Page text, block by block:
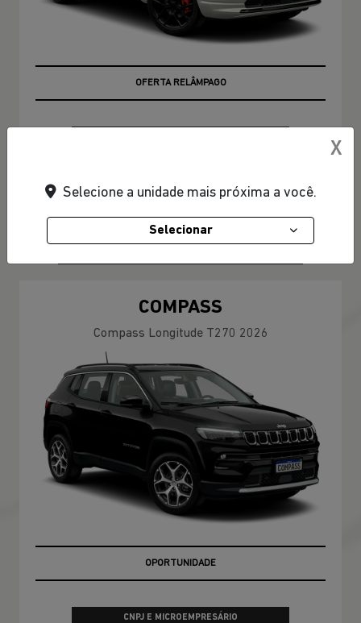
EMPLACAMENTO GRÁTIS
OFERTA RELÂMPAGO
R$ 239.990,00
COMPASS
Compass Longitude T270 2026
OPORTUNIDADE
CNPJ E MICROEMPRESÁRIO
X
Selecione a unidade mais próxima a você.
Selecionar